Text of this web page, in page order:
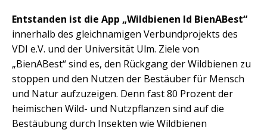
Entstanden ist die App „Wildbienen Id BienABest“
innerhalb des gleichnamigen Verbundprojekts des
VDI e.V. und der Universität Ulm. Ziele von
„BienABest“ sind es, den Rückgang der Wildbienen zu
stoppen und den Nutzen der Bestäuber für Mensch
und Natur aufzuzeigen. Denn fast 80 Prozent der
heimischen Wild- und Nutzpflanzen sind auf die
Bestäubung durch Insekten wie Wildbienen